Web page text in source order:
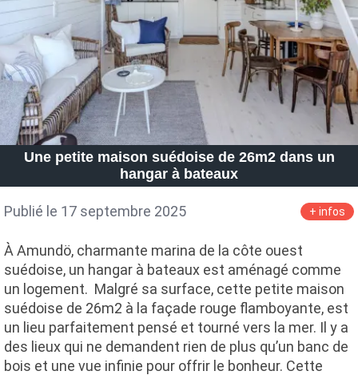
Une petite maison suédoise de 26m2 dans un
hangar à bateaux
Publié le 17 septembre 2025 + infos
À Amundö, charmante marina de la côte ouest
suédoise, un hangar à bateaux est aménagé comme
un logement. Malgré sa surface, cette petite maison
suédoise de 26m2 à la façade rouge flamboyante, est
un lieu parfaitement pensé et tourné vers la mer. Il y a
des lieux qui ne demandent rien de plus qu’un banc de
bois et une vue infinie pour offrir le bonheur. Cette